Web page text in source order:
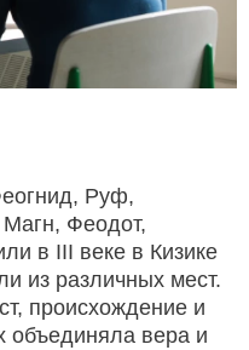
Руф,
Феодот,
в III веке в Кизике
из различных мест.
происхождение и
объединяла вера и